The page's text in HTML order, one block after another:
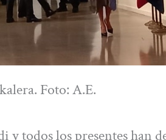
Foto: A.E.
y todos los presentes han